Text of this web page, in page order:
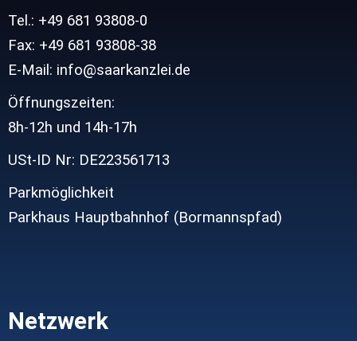
Tel.: +49 681 93808-0
Fax: +49 681 93808-38
E-Mail: info@saarkanzlei.de
Öffnungszeiten:
8h-12h und 14h-17h
USt-ID Nr: DE223561713
Parkmöglichkeit
Parkhaus Hauptbahnhof (Bormannspfad)
Netzwerk